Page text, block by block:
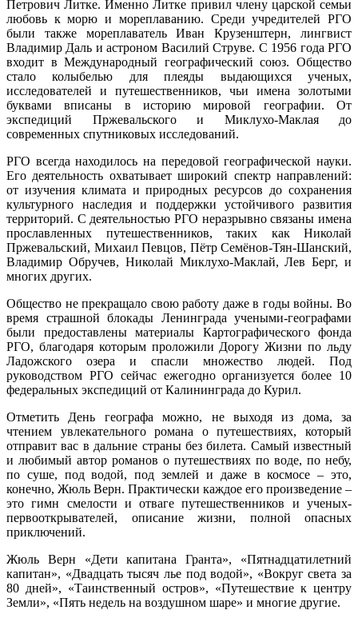
Петрович Литке. Именно Литке привил члену царской семьи
любовь к морю и мореплаванию. Среди учредителей РГО
были также мореплаватель Иван Крузенштерн, лингвист
Владимир Даль и астроном Василий Струве. С 1956 года РГО
входит в Международный географический союз. Общество
стало колыбелью для плеяды выдающихся ученых,
исследователей и путешественников, чьи имена золотыми
буквами вписаны в историю мировой географии. От
экспедиций Пржевальского и Миклухо-Маклая до
современных спутниковых исследований.
РГО всегда находилось на передовой географической науки.
Его деятельность охватывает широкий спектр направлений:
от изучения климата и природных ресурсов до сохранения
культурного наследия и поддержки устойчивого развития
территорий. С деятельностью РГО неразрывно связаны имена
прославленных путешественников, таких как Николай
Пржевальский, Михаил Певцов, Пётр Семёнов-Тян-Шанский,
Владимир Обручев, Николай Миклухо-Маклай, Лев Берг, и
многих других.
Общество не прекращало свою работу даже в годы войны. Во
время страшной блокады Ленинграда учеными-географами
были предоставлены материалы Картографического фонда
РГО, благодаря которым проложили Дорогу Жизни по льду
Ладожского озера и спасли множество людей. Под
руководством РГО сейчас ежегодно организуется более 10
федеральных экспедиций от Калининграда до Курил.
Отметить День географа можно, не выходя из дома, за
чтением увлекательного романа о путешествиях, который
отправит вас в дальние страны без билета. Самый известный
и любимый автор романов о путешествиях по воде, по небу,
по суше, под водой, под землей и даже в космосе – это,
конечно, Жюль Верн. Практически каждое его произведение –
это гимн смелости и отваге путешественников и ученых-
первооткрывателей, описание жизни, полной опасных
приключений.
Жюль Верн «Дети капитана Гранта», «Пятнадцатилетний
капитан», «Двадцать тысяч лье под водой», «Вокруг света за
80 дней», «Таинственный остров», «Путешествие к центру
Земли», «Пять недель на воздушном шаре» и многие другие.